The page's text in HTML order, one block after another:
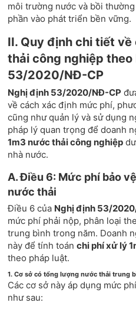
môi trường nước và bồi
phần vào phát triển bền vững.
II. Quy định chi tiết
thải công nghiệp theo
53/2020/NĐ-CP
Nghị định 53/2020/NĐ-CP
về cách xác định mức phí,
cũng như quản lý và sử dụng
pháp lý quan trọng để doanh
1m3 nước thải công nghiệp
nhà nước.
A. Điều 6: Mức phí bảo
nước thải
Điều 6 của Nghị định 53/
mức phí phải nộp, phân loại
trung bình trong năm. Doanh
này để tính toánchi phí xử lý
theo pháp luật.
1. Cơ sở có tổng lượng nước thải trung
Các cơ sở này áp dụng mức
như sau: